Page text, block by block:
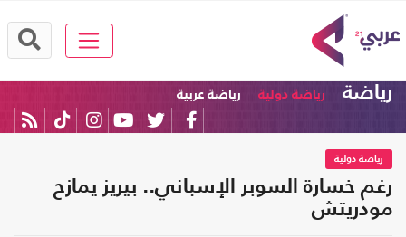
رياضة رياضة دولية رياضة عربية
رياضة دولية
رغم خسارة السوبر الإسباني.. بيريز يمازح
مودريتش